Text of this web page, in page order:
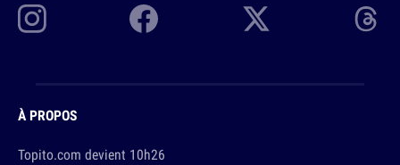
À PROPOS
Topito.com devient 10h26